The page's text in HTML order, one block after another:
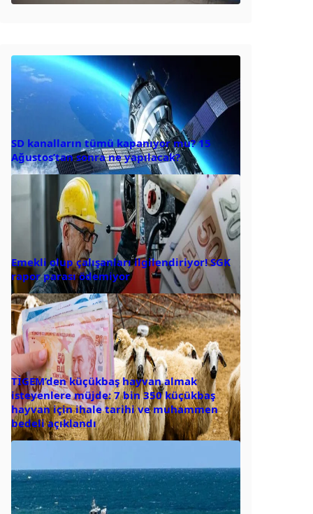
SD kanalların tümü kapanıyor mu? 15
Ağustos’tan sonra ne yapılacak?
Emekli olup çalışanları ilgilendiriyor! SGK
rapor parası ödemiyor
TİGEM’den küçükbaş hayvan almak
isteyenlere müjde: 7 bin 350 küçükbaş
hayvan için ihale tarihi ve muhammen
bedeli açıklandı